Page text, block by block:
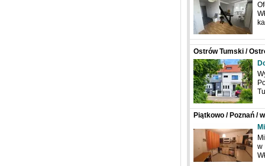
Ostrów Tumski /
Poznań /
Piątkowo / Poznań /
w